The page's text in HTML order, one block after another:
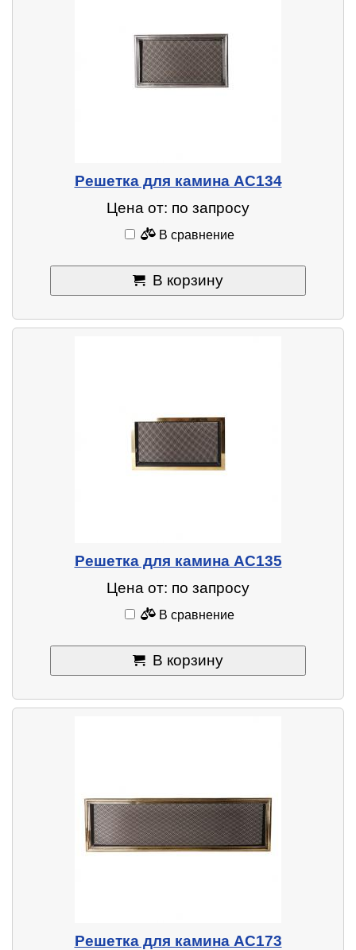
Решетка для камина AC134
Цена от: по запросу
В сравнение
В корзину
Решетка для камина AC135
Цена от: по запросу
В сравнение
В корзину
Решетка для камина AC173